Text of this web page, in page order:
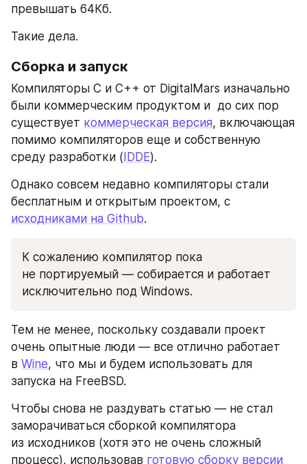
превышать 64Кб.
Такие дела.
Сборка и запуск
Компиляторы C и C++ от DigitalMars изначально
были коммерческим продуктом и  до сих пор
существует коммерческая версия, включающая
помимо компиляторов еще и собственную
среду разработки (IDDE).
Однако совсем недавно компиляторы стали
исходниками на Github.
К сожалению компилятор пока
не портируемый — собирается и работает
исключительно под Windows.
Тем не менее, поскольку создавали проект
очень опытные люди — все отлично работает
в Wine, что мы и будем использовать для
запуска на FreeBSD.
Чтобы снова не раздувать статью — не стал
заморачиваться сборкой компилятора
из исходников (хотя это не очень сложный
процесс), использовав готовую сборку версии